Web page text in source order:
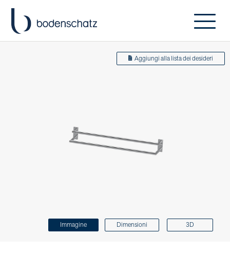
Immagine Dimensioni 3D
Aggiungi alla lista dei desideri